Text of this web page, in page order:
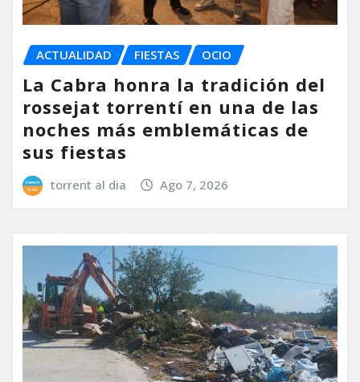
ACTUALIDAD FIESTAS OCIO
La Cabra honra la tradición del
rossejat torrentí en una de las
noches más emblemáticas de
sus fiestas
torrent al dia Ago 7, 2026